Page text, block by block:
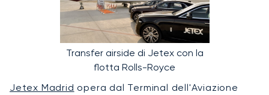
Transfer airside di Jetex con la
flotta Rolls-Royce
Jetex Madrid opera dal Terminal dell'Aviazione